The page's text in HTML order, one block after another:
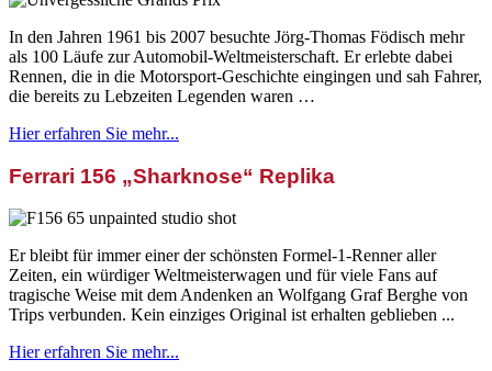
In den Jahren 1961 bis 2007 besuchte Jörg-Thomas Födisch mehr
als 100 Läufe zur Automobil-Weltmeisterschaft. Er erlebte dabei
Rennen, die in die Motorsport-Geschichte eingingen und sah Fahrer,
die bereits zu Lebzeiten Legenden waren …
Hier erfahren Sie mehr...
Ferrari 156 „Sharknose“ Replika
Er bleibt für immer einer der schönsten Formel-1-Renner aller
Zeiten, ein würdiger Weltmeisterwagen und für viele Fans auf
tragische Weise mit dem Andenken an Wolfgang Graf Berghe von
Trips verbunden. Kein einziges Original ist erhalten geblieben ...
Hier erfahren Sie mehr...